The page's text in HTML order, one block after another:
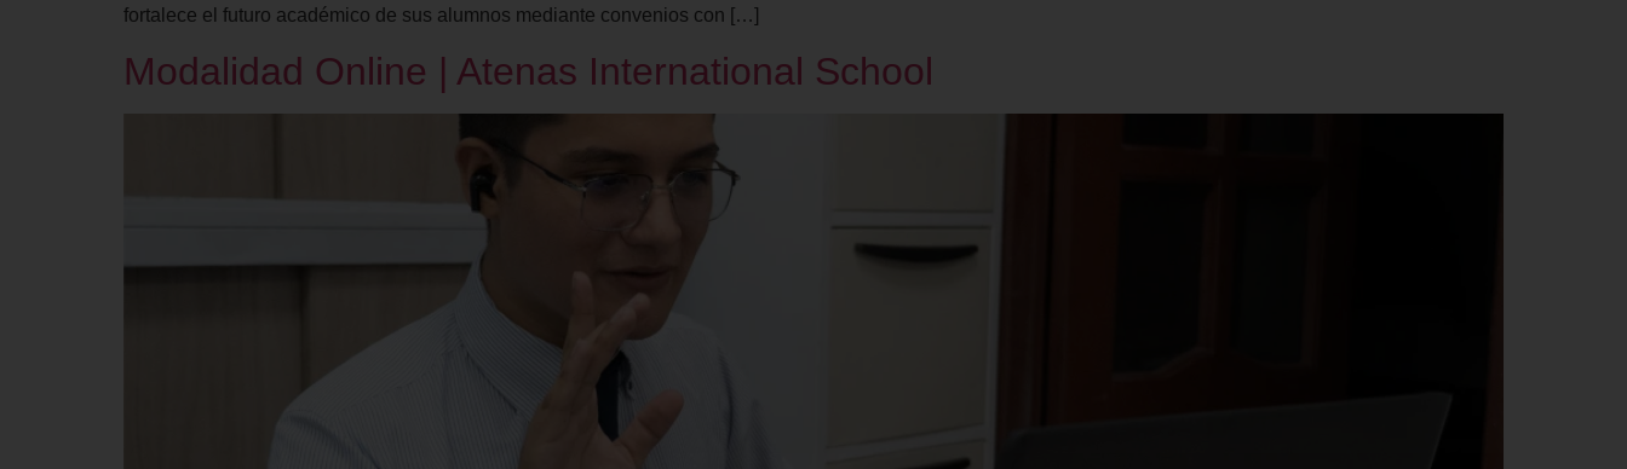
fortalece el futuro académico de sus alumnos mediante convenios con […]
Modalidad Online | Atenas International School